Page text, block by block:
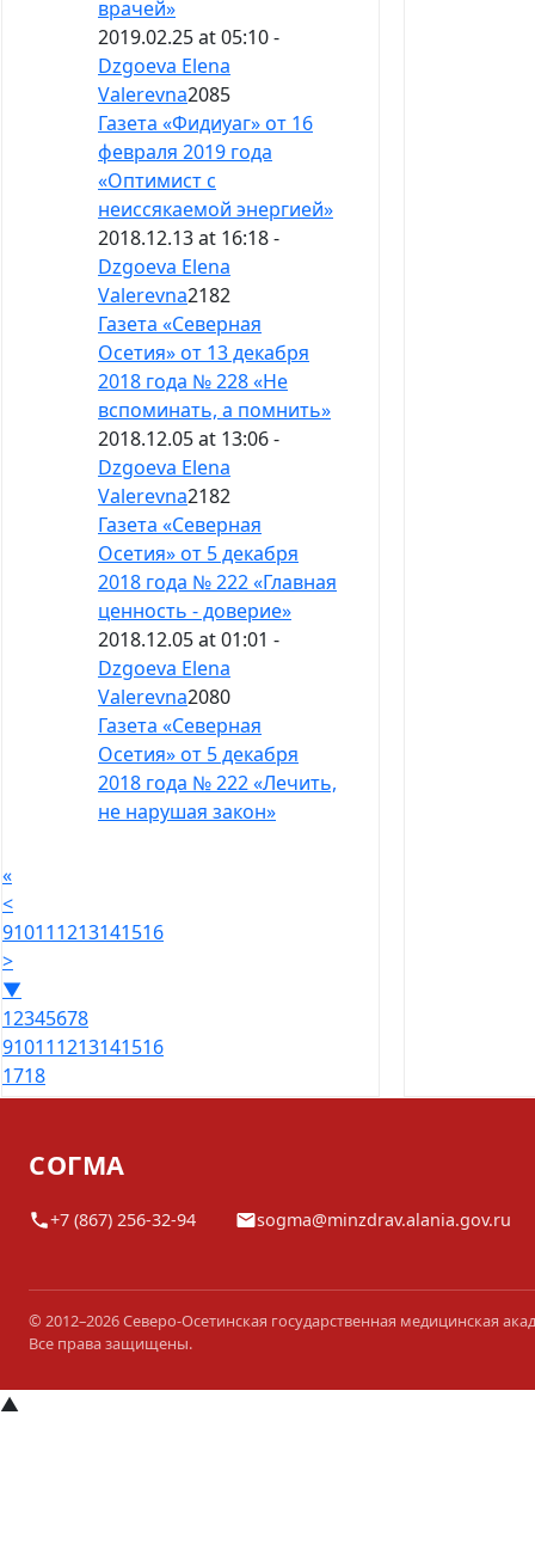
врачей»
2019.02.25 at 05:10 -
Dzgoeva Elena
Valerevna2085
Газета «Фидиуаг» от 16
февраля 2019 года
«Оптимист с
неиссякаемой энергией»
2018.12.13 at 16:18 -
Dzgoeva Elena
Valerevna2182
Газета «Северная
Осетия» от 13 декабря
2018 года № 228 «Не
вспоминать, а помнить»
2018.12.05 at 13:06 -
Dzgoeva Elena
Valerevna2182
Газета «Северная
Осетия» от 5 декабря
2018 года № 222 «Главная
ценность - доверие»
2018.12.05 at 01:01 -
Dzgoeva Elena
Valerevna2080
Газета «Северная
Осетия» от 5 декабря
2018 года № 222 «Лечить,
не нарушая закон»
«
<
910111213141516
>
▼
12345678
910111213141516
1718
СОГМА
+7 (867) 256-32-94 sogma@minzdrav.alania.gov.ru
© 2012–2026 Северо-Осетинская государственная медицинская
Все права защищены.
▲